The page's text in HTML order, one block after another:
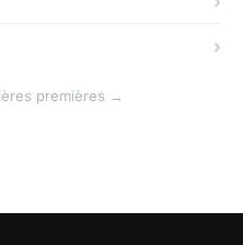
premières →